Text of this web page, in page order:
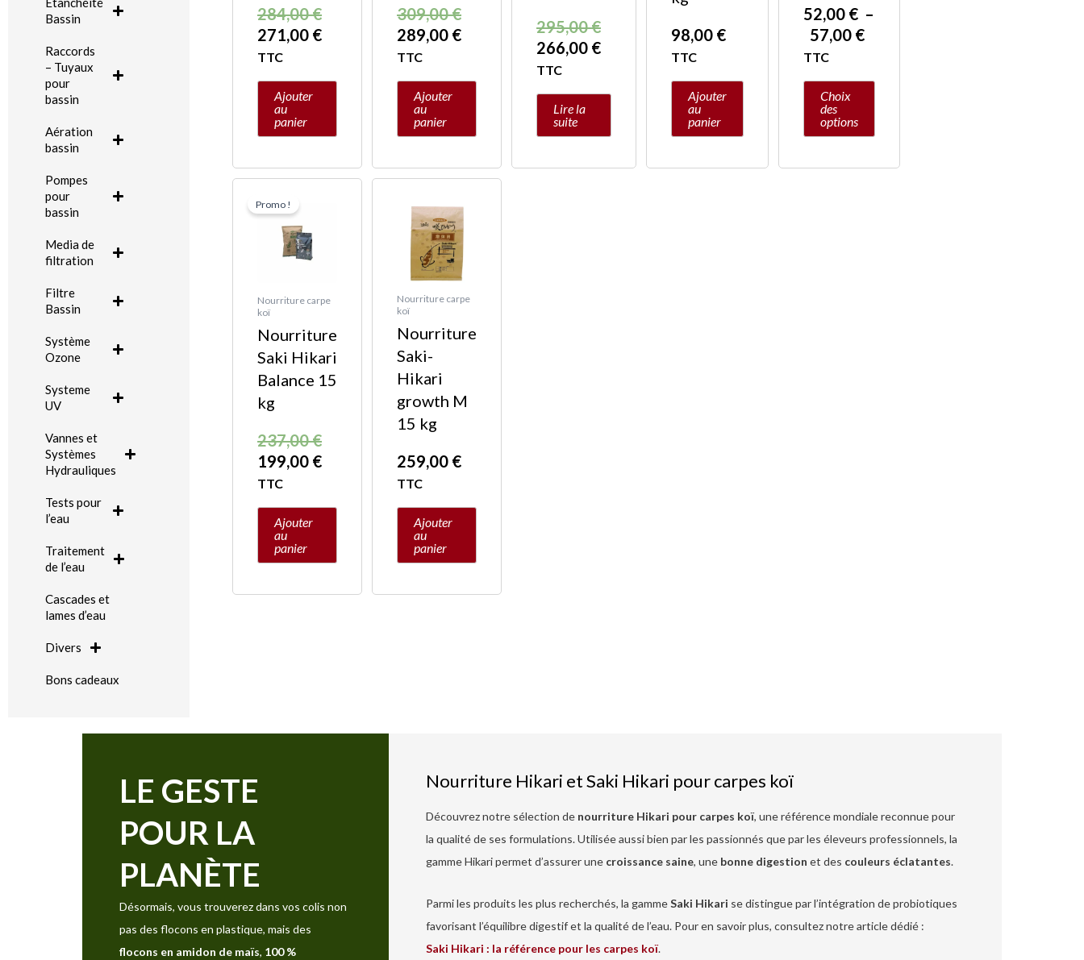
Bassin
Raccords
– Tuyaux
pour
bassin
Aération
bassin
Pompes
pour
bassin
Media de
filtration
Filtre
Bassin
Système
Ozone
Systeme
UV
Vannes et
Systèmes
Hydrauliques
Tests pour
l’eau
Traitement
de l’eau
Cascades et
lames d’eau
Divers
Bons cadeaux
284,00€
271,00 €
TTC
Ajouter
au
panier
309,00€
289,00 €
TTC
Ajouter
au
panier
295,00€
266,00 €
TTC
Lire la
suite
98,00 €
TTC
Ajouter
au
panier
52,00 € –
57,00 €
TTC
Choix
des
options
page
du
produit
Promo !
Nourriture carpe
koï
Nourriture
Saki Hikari
Balance 15
kg
237,00€
199,00 €
TTC
Ajouter
au
panier
Nourriture carpe
koï
Nourriture
Saki-
Hikari
growth M
15 kg
259,00 €
TTC
Ajouter
au
panier
LE GESTE
POUR LA
PLANÈTE
Désormais, vous trouverez dans vos colis non
pas des flocons en plastique, mais des
flocons en amidon de maïs, 100 %
Nourriture Hikari et Saki Hikari pour carpes koï
Découvrez notre sélection de nourriture Hikari pour carpes koï, une référence mondiale reconnue pour
la qualité de ses formulations. Utilisée aussi bien par les passionnés que par les éleveurs professionnels, la
gamme Hikari permet d’assurer une croissance saine, une bonne digestion et des couleurs éclatantes.
Parmi les produits les plus recherchés, la gammeSaki Hikari se distingue par l’intégration de probiotiques
favorisant l’équilibre digestif et la qualité de l’eau. Pour en savoir plus, consultez notre article dédié :
Saki Hikari : la référence pour les carpes koï.